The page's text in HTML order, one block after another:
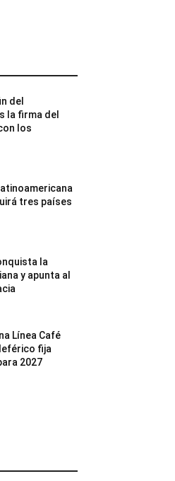
del
la firma del
los
tres países
la
y apunta al
Línea Café
fija
2027